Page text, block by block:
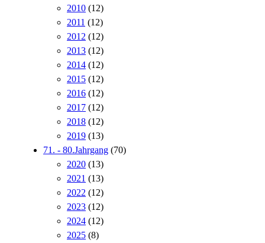
2010 (12)
2011 (12)
2012 (12)
2013 (12)
2014 (12)
2015 (12)
2016 (12)
2017 (12)
2018 (12)
2019 (13)
71. - 80.Jahrgang (70)
2020 (13)
2021 (13)
2022 (12)
2023 (12)
2024 (12)
2025 (8)